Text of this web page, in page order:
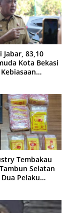
83,10
Kota Bekasi
Tembakau
Selatan
Pelaku